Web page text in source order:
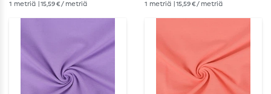
1 metriä | 15,59 € / metriä 1 metriä | 15,59 € / metriä